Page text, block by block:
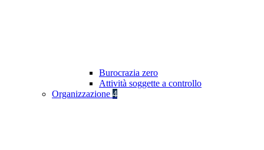
Burocrazia zero
Attività soggette a controllo
Organizzazione 4